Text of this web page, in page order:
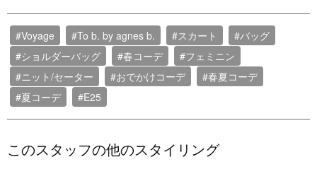
#Voyage #To b. by agnes b. #スカート
#バッグ
#ショルダーバッグ
#春コーデ
#フェミニン
#ニット/セーター
#おでかけコーデ
#春夏コーデ
#夏コーデ
#E25
このスタッフの他のスタイリング